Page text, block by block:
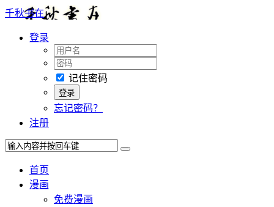
千秋书在
登录
记住密码
忘记密码？
注册
首页
漫画
免费漫画